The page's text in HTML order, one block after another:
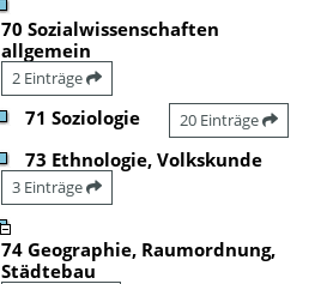
70 Sozialwissenschaften
allgemein
2 Einträge
71 Soziologie 20 Einträge
73 Ethnologie, Volkskunde
3 Einträge
74 Geographie, Raumordnung,
Städtebau